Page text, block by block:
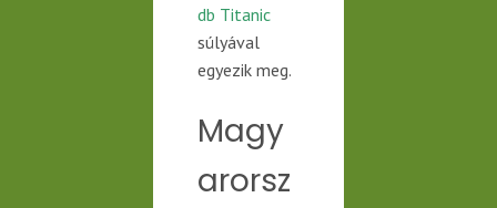
db Titanic
súlyával
egyezik meg.
Magy
arorsz